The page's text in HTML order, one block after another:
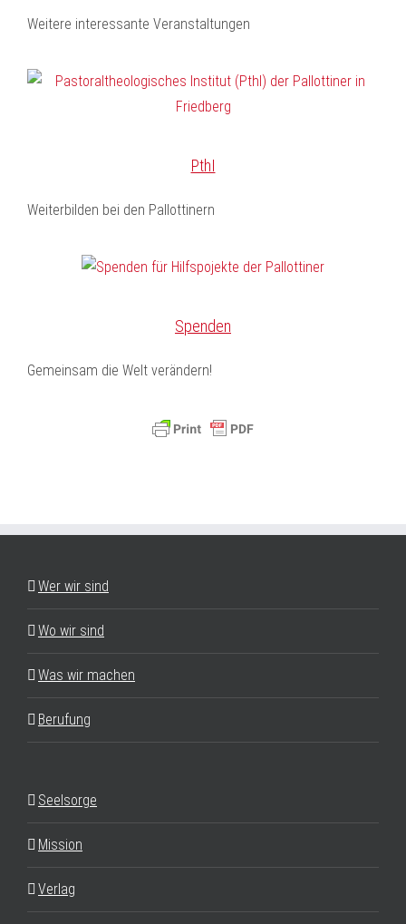
Weitere interessante Veranstaltungen
PthI
Weiterbilden bei den Pallottinern
Spenden
Gemeinsam die Welt verändern!
Wer wir sind
Wo wir sind
Was wir machen
Berufung
Seelsorge
Mission
Verlag